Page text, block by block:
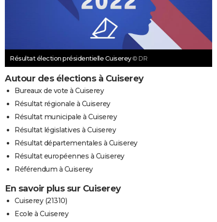
Résultat élection présidentielle Cuiserey © DR
Autour des élections à Cuiserey
Bureaux de vote à Cuiserey
Résultat régionale à Cuiserey
Résultat municipale à Cuiserey
Résultat législatives à Cuiserey
Résultat départementales à Cuiserey
Résultat européennes à Cuiserey
Référendum à Cuiserey
En savoir plus sur Cuiserey
Cuiserey (21310)
Ecole à Cuiserey